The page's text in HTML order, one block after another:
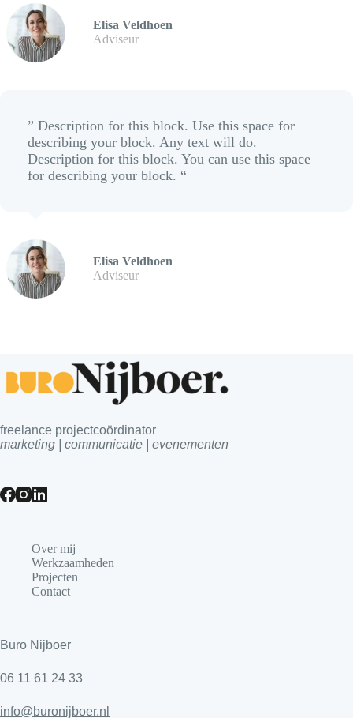
Elisa Veldhoen
Adviseur
” Description for this block. Use this space for
describing your block. Any text will do.
Description for this block. You can use this space
for describing your block. “
Elisa Veldhoen
Adviseur
freelance projectcoördinator
marketing | communicatie | evenementen
Over mij
Werkzaamheden
Projecten
Contact
Buro Nijboer
06 11 61 24 33
info@buronijboer.nl